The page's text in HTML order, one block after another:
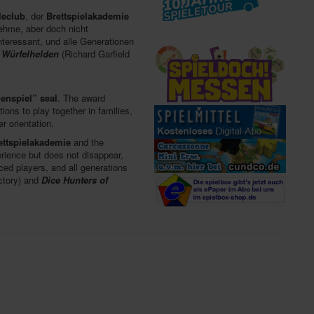
, der Brettspielakademie
aber doch nicht
und alle Generationen
Würfelhelden (Richard Garfield
seal. The award
to play together in families,
orientation.
and the
but does not disappear,
players, and all generations
and Dice Hunters of